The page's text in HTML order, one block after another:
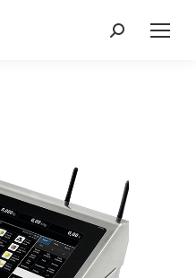
Search: